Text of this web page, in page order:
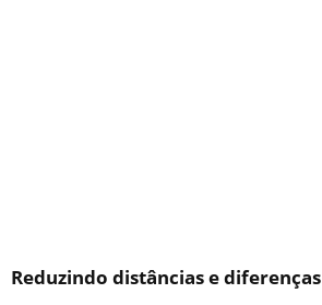
Reduzindo distâncias e diferenças